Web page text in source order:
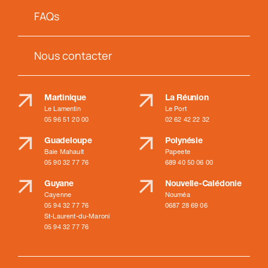
FAQs
Nous contacter
Martinique
Le Lamentin
05 96 51 20 00
Guadeloupe
Baie Mahault
05 90 32 77 76
Guyane
Cayenne
05 94 32 77 76
St-Laurent-du-Maroni
05 94 32 77 76
La Réunion
Le Port
02 62 42 22 32
Polynésie
Papeete
689 40 50 06 00
Nouvelle-Calédonie
Nouméa
0687 28 69 06